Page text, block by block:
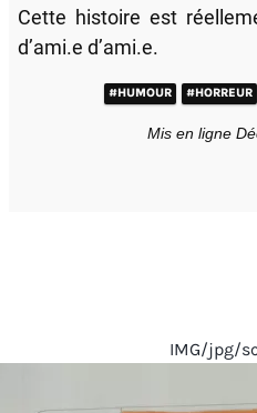
Cette histoire est
d’ami.e d’ami.e.
#HUMOUR #HORREUR
Mis en ligne
IMG/jpg/